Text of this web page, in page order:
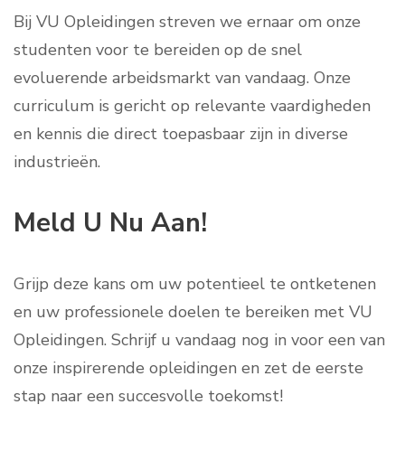
Bij VU Opleidingen streven we ernaar om onze
studenten voor te bereiden op de snel
evoluerende arbeidsmarkt van vandaag. Onze
curriculum is gericht op relevante vaardigheden
en kennis die direct toepasbaar zijn in diverse
industrieën.
Meld U Nu Aan!
Grijp deze kans om uw potentieel te ontketenen
en uw professionele doelen te bereiken met VU
Opleidingen. Schrijf u vandaag nog in voor een van
onze inspirerende opleidingen en zet de eerste
stap naar een succesvolle toekomst!